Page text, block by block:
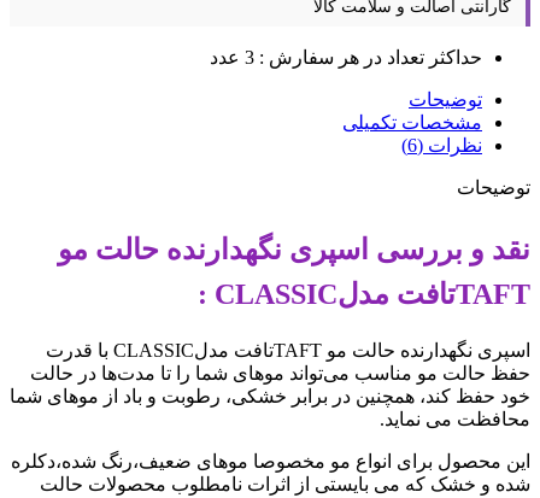
گارانتی اصالت و سلامت کالا
حداکثر تعداد در هر سفارش : 3 عدد
توضیحات
مشخصات تکمیلی
نظرات (6)
توضیحات
نقد و بررسی اسپری نگهدارنده حالت مو
TAFTتافت مدلCLASSIC :
اسپری نگهدارنده حالت مو TAFTتافت مدلCLASSIC با قدرت
حفظ حالت مو مناسب می‌تواند موهای شما را تا مدت‌ها در حالت
خود حفظ کند، همچنین در برابر خشکی، رطوبت و باد از موهای شما
محافظت می نماید.
این محصول برای انواع مو مخصوصا موهای ضعیف،رنگ شده،دکلره
شده و خشک که می بایستی از اثرات نامطلوب محصولات حالت